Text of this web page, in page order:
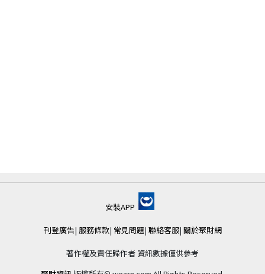
安裝APP
刊登廣告| 服務條款| 常見問題| 聯絡客服| 關於聚財網
著作權及責任歸作者 資訊數據僅供參考